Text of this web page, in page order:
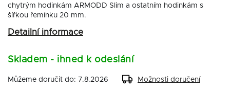
chytrým hodinkám ARMODD Slim a ostatním hodinkám s
šířkou řemínku 20 mm.
Detailní informace
Skladem - ihned k odeslání
Můžeme doručit do: 7.8.2026 Možnosti doručení